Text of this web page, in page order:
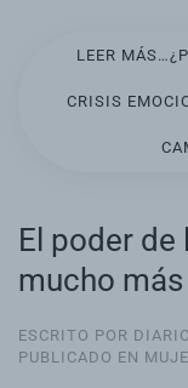
LEER
CRISIS
El poder
mucho
ESCRITO POR
PUBLICADO EN